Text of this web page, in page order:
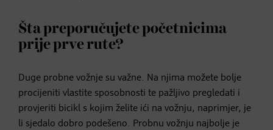
Šta preporučujete početnicima
prije prve rute?
Duge probne vožnje su važne. Na njima možete bolje
procijeniti vlastite sposobnosti te pažljivo pregledati i
provjeriti bicikl s kojim želite ići na vožnju, naprimjer, je
li sjedalo dobro podešeno. Probnu vožnju najbolje je